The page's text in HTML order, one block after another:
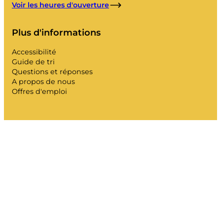
Voir les heures d'ouverture
Plus d'informations
Accessibilité
Guide de tri
Questions et réponses
A propos de nous
Offres d'emploi